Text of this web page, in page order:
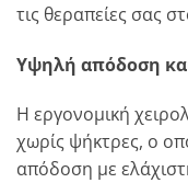
τις θεραπείες σας
Υψηλή απόδοση
Η εργονομική
χωρίς ψήκτρες, ο
απόδοση με